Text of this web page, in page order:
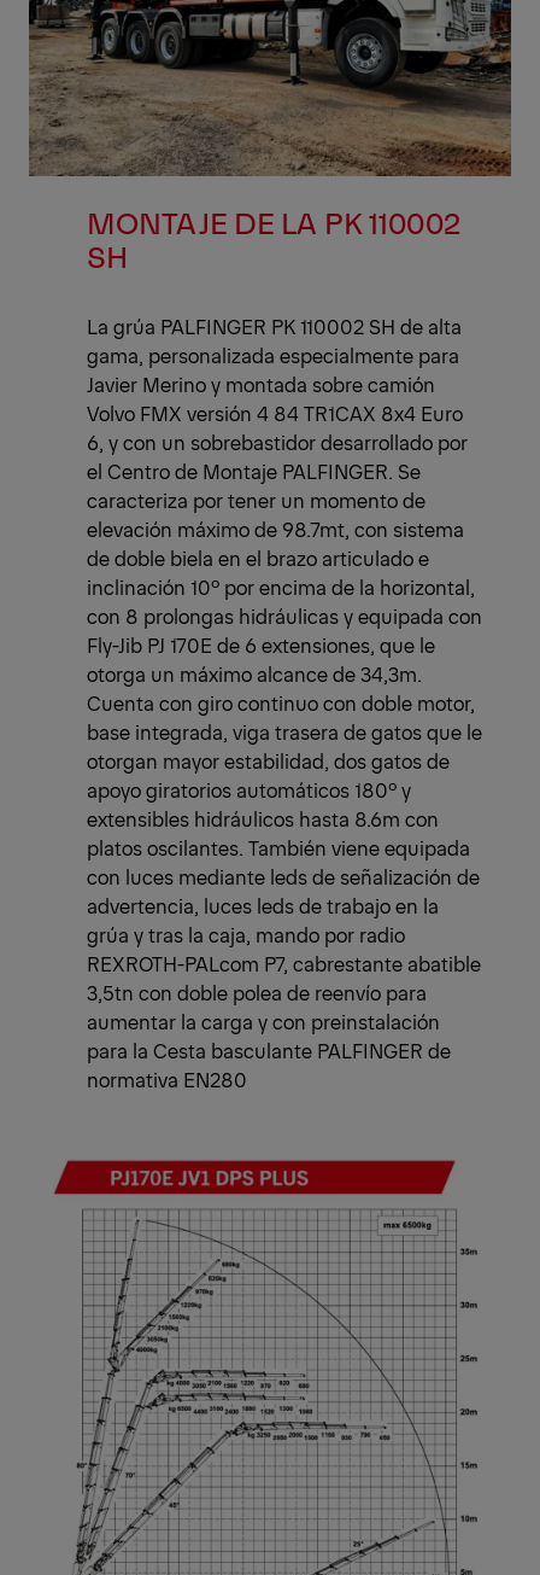
MONTAJE DE LA PK 110002
SH
La grúa PALFINGER PK 110002 SH de alta
gama, personalizada especialmente para
Javier Merino y montada sobre camión
Volvo FMX versión 4 84 TR1CAX 8x4 Euro
6, y con un sobrebastidor desarrollado por
el Centro de Montaje PALFINGER. Se
caracteriza por tener un momento de
elevación máximo de 98.7mt, con sistema
de doble biela en el brazo articulado e
inclinación 10º por encima de la horizontal,
con 8 prolongas hidráulicas y equipada con
Fly-Jib PJ 170E de 6 extensiones, que le
otorga un máximo alcance de 34,3m.
Cuenta con giro continuo con doble motor,
base integrada, viga trasera de gatos que le
otorgan mayor estabilidad, dos gatos de
apoyo giratorios automáticos 180º y
extensibles hidráulicos hasta 8.6m con
platos oscilantes. También viene equipada
con luces mediante leds de señalización de
advertencia, luces leds de trabajo en la
grúa y tras la caja, mando por radio
REXROTH-PALcom P7, cabrestante abatible
3,5tn con doble polea de reenvío para
aumentar la carga y con preinstalación
para la Cesta basculante PALFINGER de
normativa EN280